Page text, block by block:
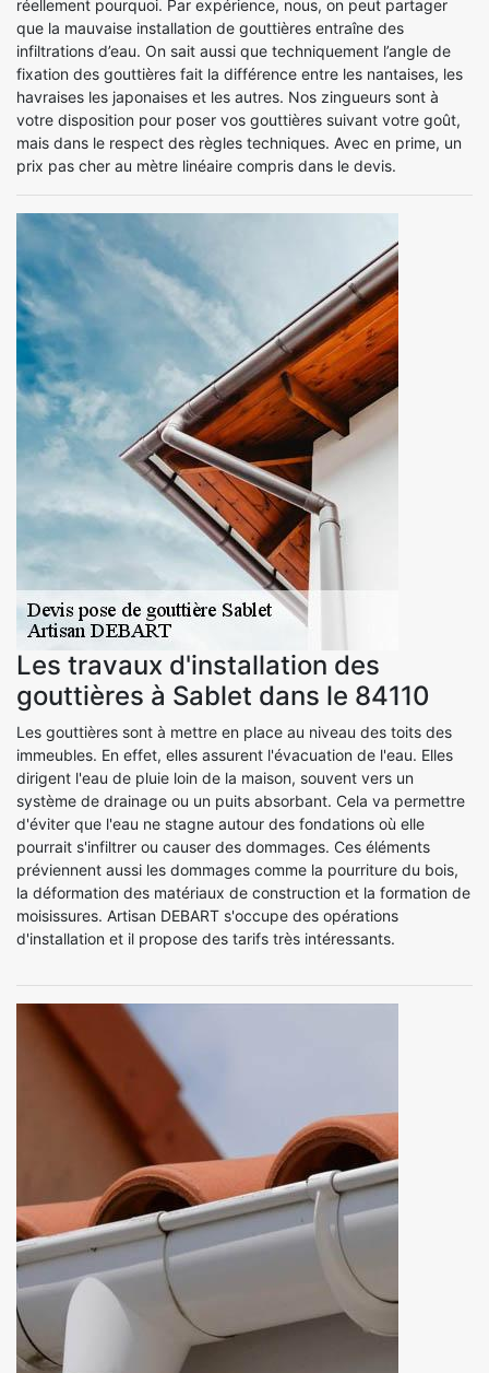
réellement pourquoi. Par expérience, nous, on peut partager
que la mauvaise installation de gouttières entraîne des
infiltrations d’eau. On sait aussi que techniquement l’angle de
fixation des gouttières fait la différence entre les nantaises, les
havraises les japonaises et les autres. Nos zingueurs sont à
votre disposition pour poser vos gouttières suivant votre goût,
mais dans le respect des règles techniques. Avec en prime, un
prix pas cher au mètre linéaire compris dans le devis.
Les travaux d'installation des
gouttières à Sablet dans le 84110
Les gouttières sont à mettre en place au niveau des toits des
immeubles. En effet, elles assurent l'évacuation de l'eau. Elles
dirigent l'eau de pluie loin de la maison, souvent vers un
système de drainage ou un puits absorbant. Cela va permettre
d'éviter que l'eau ne stagne autour des fondations où elle
pourrait s'infiltrer ou causer des dommages. Ces éléments
préviennent aussi les dommages comme la pourriture du bois,
la déformation des matériaux de construction et la formation de
moisissures. Artisan DEBART s'occupe des opérations
d'installation et il propose des tarifs très intéressants.